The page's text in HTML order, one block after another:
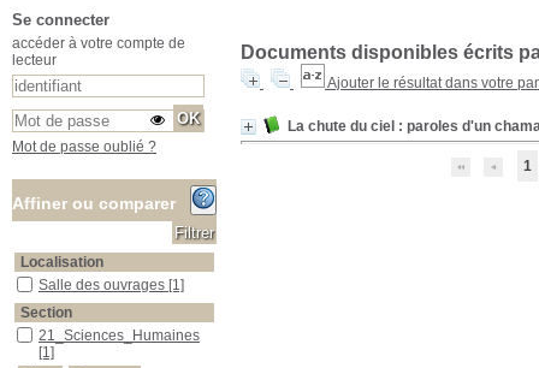
Documents disponibles écrits
Ajouter le résultat dans votre
La chute du ciel : paroles d'un
1
Se connecter
accéder à votre compte de
lecteur
Mot de passe oublié ?
Affiner ou comparer
Localisation
Salle des ouvrages
Salle des ouvrages [1]
Section
21_Sciences_Humaines
21_Sciences_Humaines
[1]